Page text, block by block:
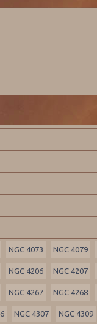
NGC 4073 NGC 4079
NGC 4206 NGC 4207
NGC 4267 NGC 4268
NGC 4307 NGC 4309